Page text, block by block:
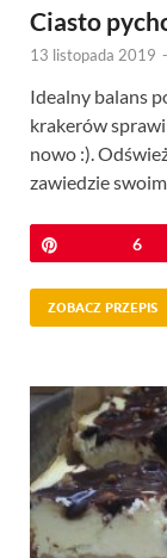
Ciasto
13 listopada 2019 -
Idealny balans
krakerów
nowo :).
zawiedzie
Przypnij6
ZOBACZ PRZEPIS